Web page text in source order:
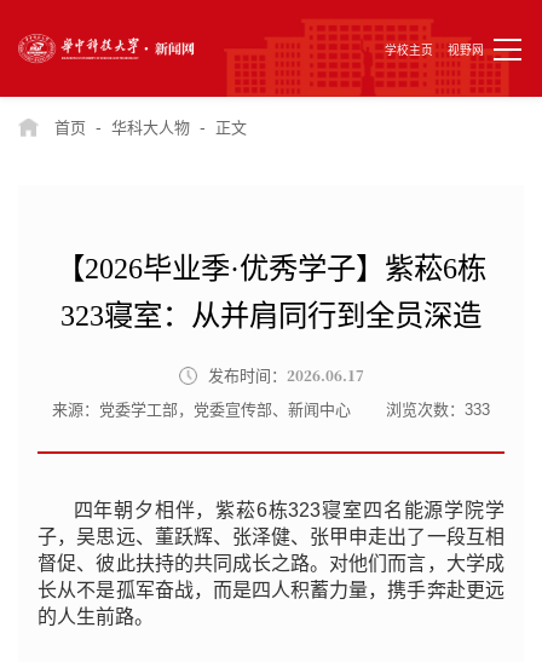
学校主页 视野网
首页 - 华科大人物 - 正文
【2026毕业季·优秀学子】紫菘6栋
323寝室：从并肩同行到全员深造
发布时间： 2026.06.17
来源：党委学工部，党委宣传部、新闻中心 浏览次数： 333
四年朝夕相伴，紫菘6栋323寝室四名能源学院学
子，吴思远、董跃辉、张泽健、张甲申走出了一段互相
督促、彼此扶持的共同成长之路。对他们而言，大学成
长从不是孤军奋战，而是四人积蓄力量，携手奔赴更远
的人生前路。